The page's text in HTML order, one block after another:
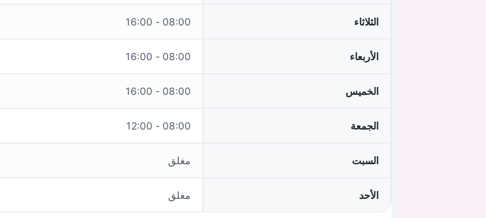
الثلاثاء 08:00 - 16:00
الأربعاء 08:00 - 16:00
الخميس 08:00 - 16:00
الجمعة 08:00 - 12:00
السبت مغلق
الأحد مغلق